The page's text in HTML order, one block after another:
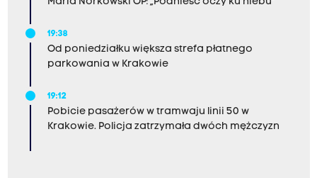
19:38
Od poniedziałku większa strefa płatnego
parkowania w Krakowie
19:12
Pobicie pasażerów w tramwaju linii 50 w
Krakowie. Policja zatrzymała dwóch mężczyzn